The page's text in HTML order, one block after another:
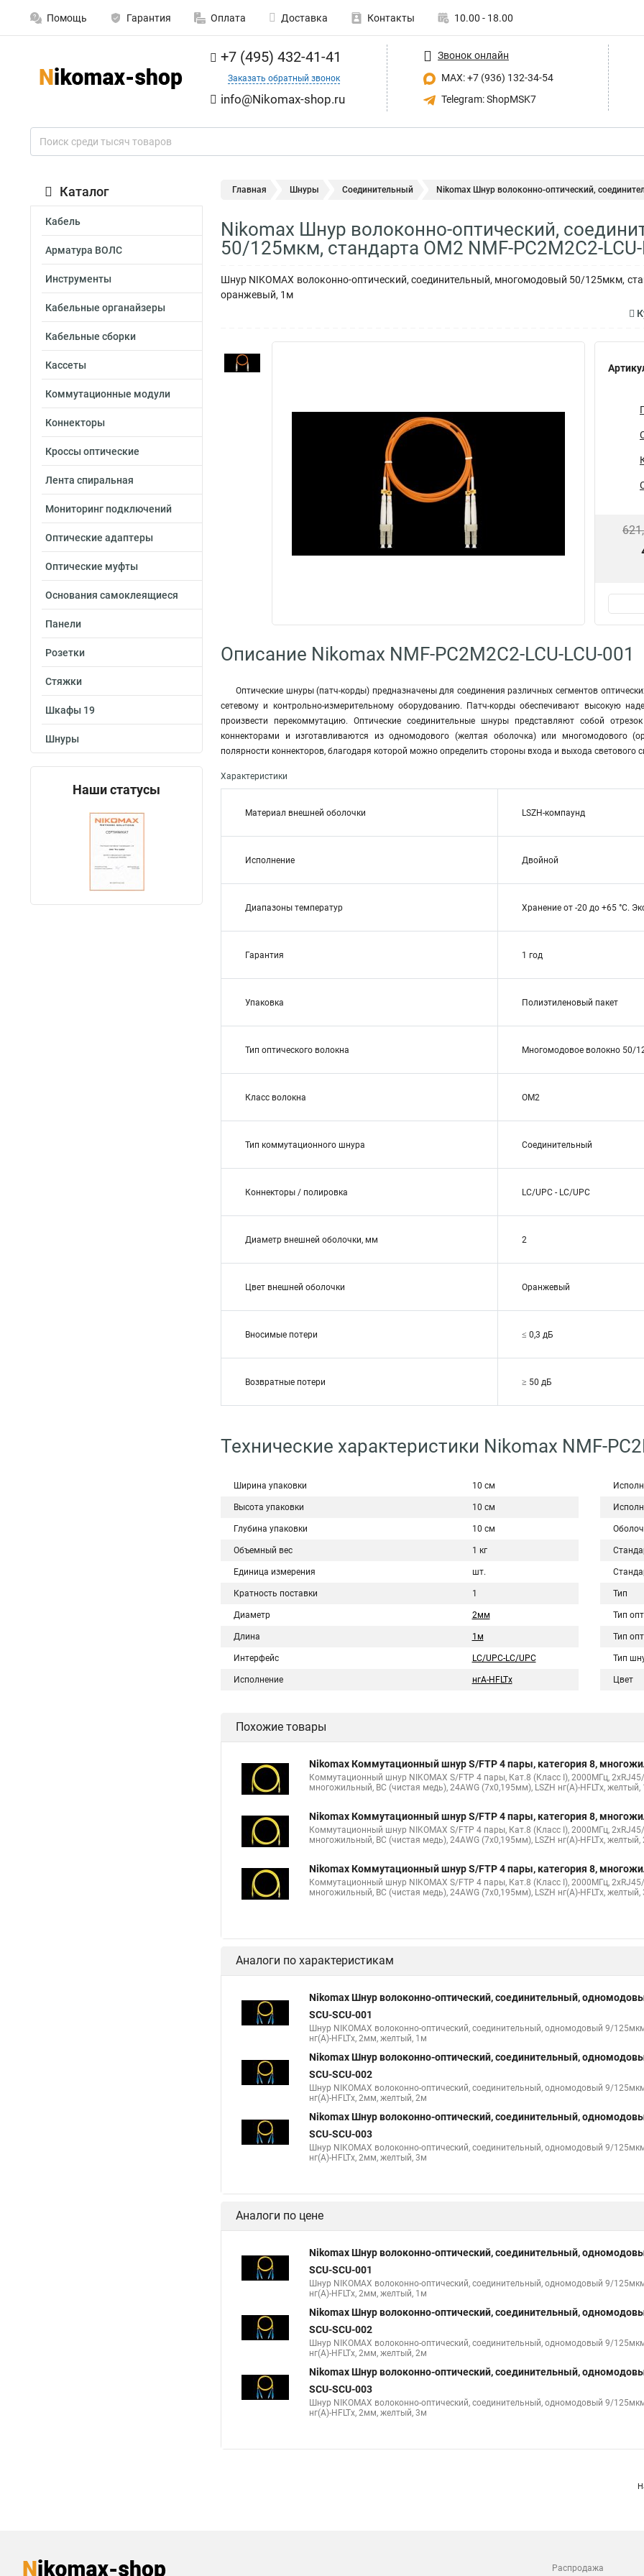
Помощь Гарантия Оплата Доставка Контакты 10.00 - 18.00
+7 (495) 432-41-41
Заказать обратный звонок
info@Nikomax-shop.ru
Звонок онлайн
MAX: +7 (936) 132-34-54
Telegram: ShopMSK7
Каталог
Кабель
Арматура ВОЛС
Инструменты
Кабельные органайзеры
Кабельные сборки
Кассеты
Коммутационные модули
Коннекторы
Кроссы оптические
Лента спиральная
Мониторинг подключений
Оптические адаптеры
Оптические муфты
Основания самоклеящиеся
Панели
Розетки
Стяжки
Шкафы 19
Шнуры
Наши статусы
Главная Шнуры Соединительный Nikomax Шнур волоконно-оптический,
Nikomax Шнур волоконно-оптический,
50/125мкм, стандарта ОМ2 NMF-PC2M2C2-LCU-
Шнур NIKOMAX волоконно-оптический, соединительный, многомодовый 50/125мкм,
оранжевый, 1м
Описание Nikomax NMF-PC2M2C2-LCU-LCU-001
Оптические шнуры (патч-корды) предназначены для соединения различных сегментов
сетевому и контрольно-измерительному оборудованию. Патч-корды обеспечивают высокую
произвести перекоммутацию. Оптические соединительные шнуры представляют собой
коннекторами и изготавливаются из одномодового (желтая оболочка) или многомодового
полярности коннекторов, благодаря которой можно определить стороны входа и выхода светового
Характеристики
Материал внешней оболочки LSZH-компаунд
Исполнение Двойной
Диапазоны температур Хранение от -20 до +65 °C.
Гарантия 1 год
Упаковка Полиэтиленовый пакет
Тип оптического волокна Многомодовое волокно 50/
Класс волокна OM2
Тип коммутационного шнура Соединительный
Коннекторы / полировка LC/UPC - LC/UPC
Диаметр внешней оболочки, мм 2
Цвет внешней оболочки Оранжевый
Вносимые потери ≤ 0,3 дБ
Возвратные потери ≥ 50 дБ
Технические характеристики Nikomax NMF-
Ширина упаковки 10 см
Высота упаковки 10 см
Глубина упаковки 10 см
Объемный вес 1 кг
Единица измерения шт.
Кратность поставки 1
Диаметр 2мм
Длина 1м
Интерфейс LC/UPC-LC/UPC
Исполнение нгA-HFLTx
Тип
Тип
Тип
Тип
Цвет
Похожие товары
Nikomax Коммутационный шнур S/FTP 4 пары, категория 8,
Коммутационный шнур NIKOMAX S/FTP 4 пары, Кат.8 (Класс I), 2000МГц,
многожильный, BC (чистая медь), 24AWG (7х0,195мм), LSZH нг(А)-HFLTx, желтый,
Nikomax Коммутационный шнур S/FTP 4 пары, категория 8,
Коммутационный шнур NIKOMAX S/FTP 4 пары, Кат.8 (Класс I), 2000МГц,
многожильный, BC (чистая медь), 24AWG (7х0,195мм), LSZH нг(А)-HFLTx, желтый,
Nikomax Коммутационный шнур S/FTP 4 пары, категория 8,
Коммутационный шнур NIKOMAX S/FTP 4 пары, Кат.8 (Класс I), 2000МГц,
многожильный, BC (чистая медь), 24AWG (7х0,195мм), LSZH нг(А)-HFLTx, желтый,
Аналоги по характеристикам
Nikomax Шнур волоконно-оптический, соединительный,
SCU-SCU-001
Шнур NIKOMAX волоконно-оптический, соединительный, одномодовый 9/
нг(A)-HFLTx, 2мм, желтый, 1м
Nikomax Шнур волоконно-оптический, соединительный,
SCU-SCU-002
Шнур NIKOMAX волоконно-оптический, соединительный, одномодовый 9/
нг(A)-HFLTx, 2мм, желтый, 2м
Nikomax Шнур волоконно-оптический, соединительный,
SCU-SCU-003
Шнур NIKOMAX волоконно-оптический, соединительный, одномодовый 9/
нг(A)-HFLTx, 2мм, желтый, 3м
Аналоги по цене
Nikomax Шнур волоконно-оптический, соединительный,
SCU-SCU-001
Шнур NIKOMAX волоконно-оптический, соединительный, одномодовый 9/
нг(A)-HFLTx, 2мм, желтый, 1м
Nikomax Шнур волоконно-оптический, соединительный,
SCU-SCU-002
Шнур NIKOMAX волоконно-оптический, соединительный, одномодовый 9/
нг(A)-HFLTx, 2мм, желтый, 2м
Nikomax Шнур волоконно-оптический, соединительный,
SCU-SCU-003
Шнур NIKOMAX волоконно-оптический, соединительный, одномодовый 9/
нг(A)-HFLTx, 2мм, желтый, 3м
Распродажа